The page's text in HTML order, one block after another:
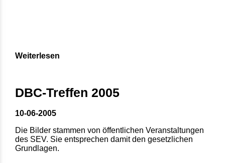
Weiterlesen
DBC-Treffen 2005
10-06-2005
Die Bilder stammen von öffentlichen Veranstaltungen
des SEV. Sie entsprechen damit den gesetzlichen
Grundlagen.